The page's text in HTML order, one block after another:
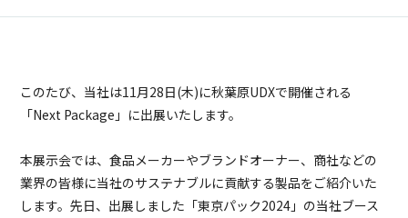
このたび、当社は11月28日(木)に秋葉原UDXで開催される
「Next Package」に出展いたします。
本展示会では、食品メーカーやブランドオーナー、商社などの
業界の皆様に当社のサステナブルに貢献する製品をご紹介いた
します。先日、出展しました「東京パック2024」の当社ブース